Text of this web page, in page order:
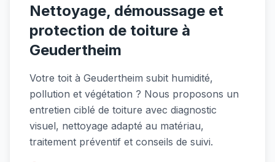
Nettoyage, démoussage et
protection de toiture à
Geudertheim
Votre toit à Geudertheim subit humidité,
pollution et végétation ? Nous proposons un
entretien ciblé de toiture avec diagnostic
visuel, nettoyage adapté au matériau,
traitement préventif et conseils de suivi.